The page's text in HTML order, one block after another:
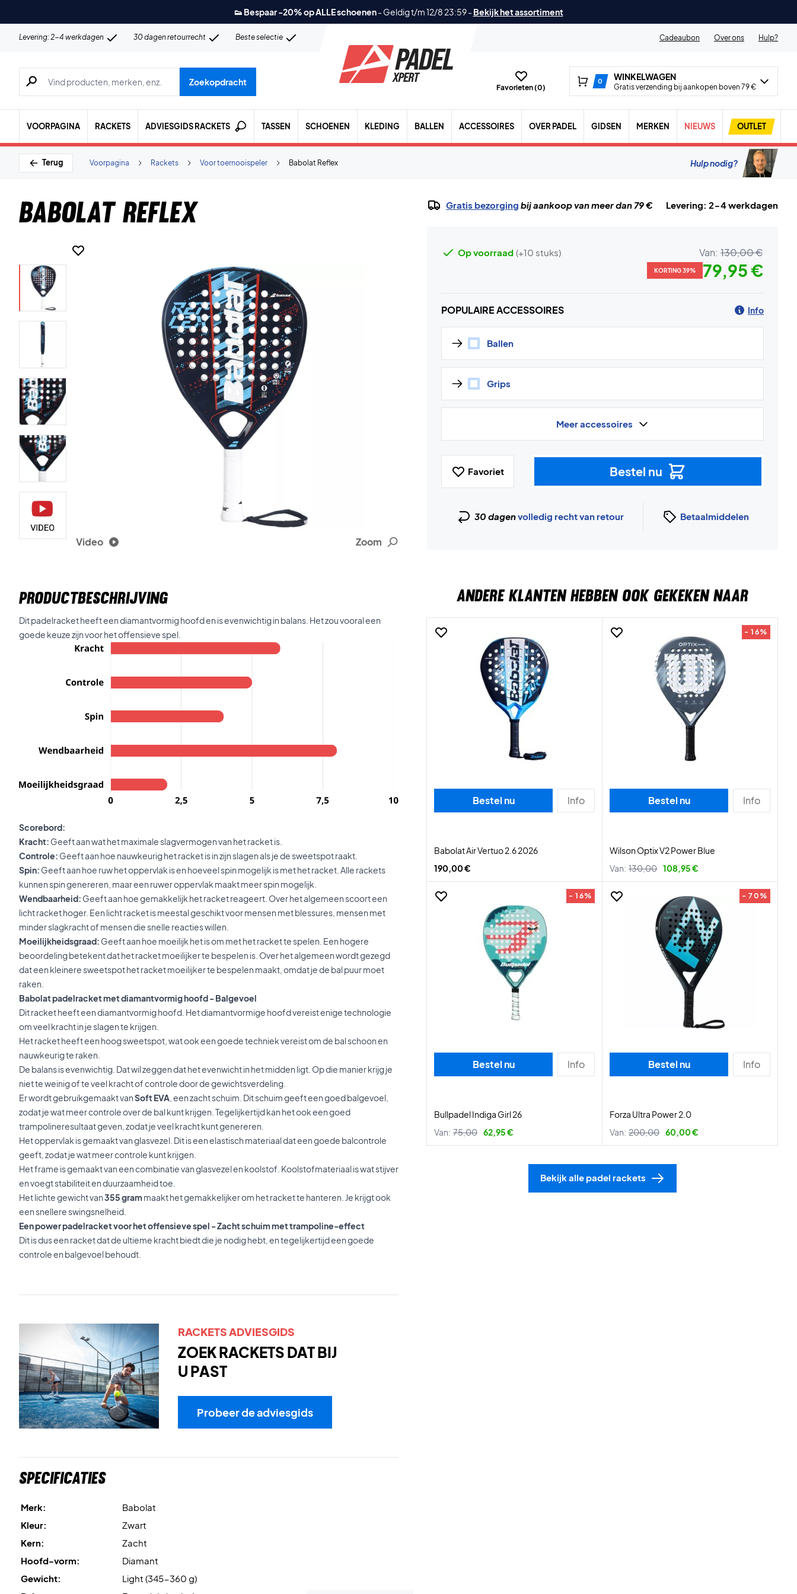
👟 Bespaar -20% op ALLE schoenen- Geldig t/m 12/8 23:59- Bekijk het assortiment
Levering: 2-4 werkdagen 30 dagen retourrecht Beste selectie Cadeaubon Over ons Hulp?
Zoeken naar producten, merken etc.
Zoekopdracht
Favorieten (0)
0 WINKELWAGEN
Gratis verzending bij aankopen boven 79 €
VOORPAGINA RACKETS ADVIESGIDS RACKETS TASSEN SCHOENEN KLEDING BALLEN ACCESSOIRES OVER PADEL GIDSEN MERKEN NIEUWS OUTLET
Terug Babolat Reflex
Voor toernooispeler
Rackets
Voorpagina Hulp nodig?
Babolat Reflex
Video Zoom
PRODUCTBESCHRIJVING
Dit padelracket heeft een diamantvormig hoofd en is evenwichtig in balans. Het zou vooral een
goede keuze zijn voor het offensieve spel.
Scorebord:
Kracht: Geeft aan wat het maximale slagvermogen van het racket is.
Controle: Geeft aan hoe nauwkeurig het racket is in zijn slagen als je de sweetspot raakt.
Spin: Geeft aan hoe ruw het oppervlak is en hoeveel spin mogelijk is met het racket. Alle rackets
kunnen spin genereren, maar een ruwer oppervlak maakt meer spin mogelijk.
Wendbaarheid: Geeft aan hoe gemakkelijk het racket reageert. Over het algemeen scoort een
licht racket hoger. Een licht racket is meestal geschikt voor mensen met blessures, mensen met
minder slagkracht of mensen die snelle reacties willen.
Moeilijkheidsgraad: Geeft aan hoe moeilijk het is om met het racket te spelen. Een hogere
beoordeling betekent dat het racket moeilijker te bespelen is. Over het algemeen wordt gezegd
dat een kleinere sweetspot het racket moeilijker te bespelen maakt, omdat je de bal puur moet
raken.
Babolat padelracket met diamantvormig hoofd - Balgevoel
Dit racket heeft een diamantvormig hoofd. Het diamantvormige hoofd vereist enige technologie
om veel kracht in je slagen te krijgen.
Het racket heeft een hoog sweetspot, wat ook een goede techniek vereist om de bal schoon en
nauwkeurig te raken.
De balans is evenwichtig. Dat wil zeggen dat het evenwicht in het midden ligt. Op die manier krijg je
niet te weinig of te veel kracht of controle door de gewichtsverdeling.
Er wordt gebruikgemaakt vanSoft EVA , een zacht schuim. Dit schuim geeft een goed balgevoel,
zodat je wat meer controle over de bal kunt krijgen. Tegelijkertijd kan het ook een goed
trampolineresultaat geven, zodat je veel kracht kunt genereren.
Het oppervlak is gemaakt van glasvezel. Dit is een elastisch materiaal dat een goede balcontrole
geeft, zodat je wat meer controle kunt krijgen.
Het frame is gemaakt van een combinatie van glasvezel en koolstof. Koolstofmateriaal is wat stijver
en voegt stabiliteit en duurzaamheid toe.
Het lichte gewicht van355 grammaakt het gemakkelijker om het racket te hanteren. Je krijgt ook
een snellere swingsnelheid.
Een power padelracket voor het offensieve spel - Zacht schuim met trampoline-effect
Dit is dus een racket dat de ultieme kracht biedt die je nodig hebt, en tegelijkertijd een goede
controle en balgevoel behoudt.
RACKETS ADVIESGIDS
ZOEK RACKETS DAT BIJ
U PAST
Probeer de adviesgids
Specificaties
Merk:
Babolat
Kleur:
Zwart
Kern:
Zacht
Hoofd-vorm:
Diamant
Gewicht:
Light (345-360 g)
Gratis bezorging bij aankoop van meer dan 79 € Levering: 2-4 werkdagen
Op voorraad (+10 stuks) Van: 130,00 €
KORTING 39% 79,95 €
POPULAIRE ACCESSOIRES Info
Ballen
Grips
Meer accessoires
Favoriet Bestel nu
30 dagenvolledig recht van retour Betaalmiddelen
ANDERE KLANTEN HEBBEN OOK GEKEKEN NAAR
Bestel nu Info
Babolat Air Vertuo 2.6 2026
190,00 €
- 16%
Bestel nu Info
Wilson Optix V2 Power Blue
Van: 130,00 108,95 €
- 16%
Bestel nu Info
Bullpadel Indiga Girl 26
Van: 75,00 62,95 €
- 70%
Bestel nu Info
Forza Ultra Power 2.0
Van: 200,00 60,00 €
Bekijk alle padel rackets